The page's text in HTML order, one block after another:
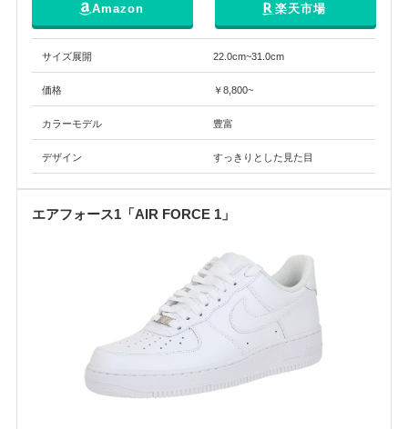
Amazon 楽天市場
サイズ展開 22.0cm~31.0cm
価格 ￥8,800~
カラーモデル 豊富
デザイン すっきりとした見た目
エアフォース1「AIR FORCE 1」